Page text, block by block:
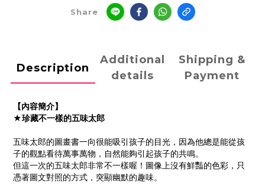
Share
Description
Additional
details
Shipping &
Payment
【內容簡介】
★珍藏不一樣的五味太郎
五味太郎的圖畫書一向很能吸引孩子的目光，因為他總是能從孩
子的觀點看待萬事萬物，自然能夠引起孩子的共鳴。
但這一次的五味太郎非常不一樣喔！圖像上沒有鮮豔的色彩，只
憑著圖文對照的方式，突顯幽默的趣味。